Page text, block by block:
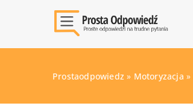
Prostaodpowiedz » Motoryzacja »